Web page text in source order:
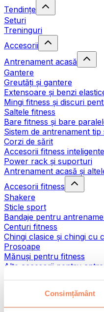
Consimțământ
Tendințe
Seturi
Treninguri
Accesorii
Antrenament acasă
Gantere
Greutăți și gantere
Extensoare și benzi
Mingi fitness și discuri
Saltele fitness
Bare fitness și bare
Sistem de antrenament tip
Corzi de sărit
Accesorii fitness inteligente
Power rack și suporturi
Antrenament acasă și
Accesorii fitness
Shakere
Sticle sport
Bandaje pentru
Centuri fitness
Chingi clasice și chingi cu
Prosoape
Mănuși pentru fitness
Alte accesorii pentru
Ajutoare pentru reabilitare
Pistoale de masaj